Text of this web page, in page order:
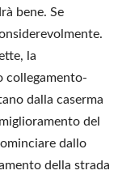
bene. Se
la
collegamento-
dalla caserma
del
dallo
della strada